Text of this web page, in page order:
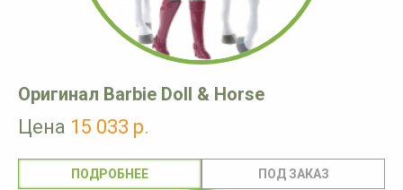
Оригинал Barbie Doll & Horse
Цена 15 033 р.
ПОДРОБНЕЕ